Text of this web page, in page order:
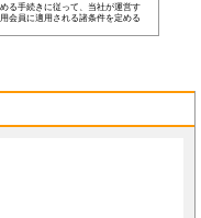
る手続きに従って、当社が運営す
会員に適用される諸条件を定める
(以下「会員」)とします。
は会員となる資格を持たないもの
人のいずれかの者(ただし、会員登